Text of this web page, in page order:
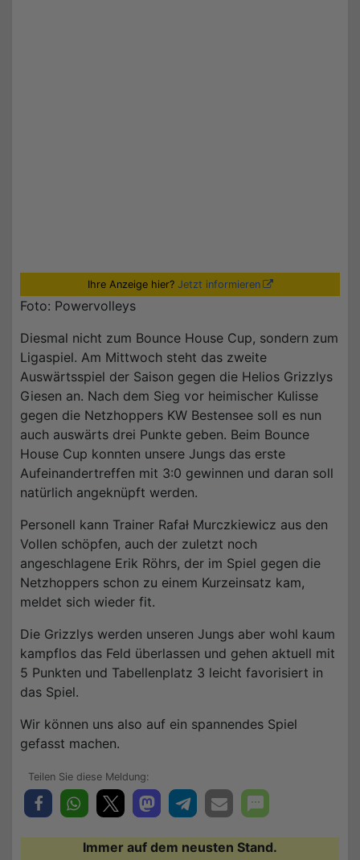
Ihre Anzeige hier? Jetzt informieren
Foto: Powervolleys
Diesmal nicht zum Bounce House Cup, sondern zum
Ligaspiel. Am Mittwoch steht das zweite
Auswärtsspiel der Saison gegen die Helios Grizzlys
Giesen an. Nach dem Sieg vor heimischer Kulisse
gegen die Netzhoppers KW Bestensee soll es nun
auch auswärts drei Punkte geben. Beim Bounce
House Cup konnten unsere Jungs das erste
Aufeinandertreffen mit 3:0 gewinnen und daran soll
natürlich angeknüpft werden.
Personell kann Trainer Rafał Murczkiewicz aus den
Vollen schöpfen, auch der zuletzt noch
angeschlagene Erik Röhrs, der im Spiel gegen die
Netzhoppers schon zu einem Kurzeinsatz kam,
meldet sich wieder fit.
Die Grizzlys werden unseren Jungs aber wohl kaum
kampflos das Feld überlassen und gehen aktuell mit
5 Punkten und Tabellenplatz 3 leicht favorisiert in
das Spiel.
Wir können uns also auf ein spannendes Spiel
gefasst machen.
Immer auf dem neusten Stand.